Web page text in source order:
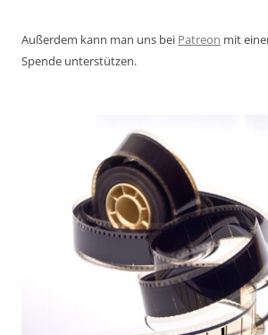
Außerdem kann man uns bei Patreon mit
Spende unterstützen.